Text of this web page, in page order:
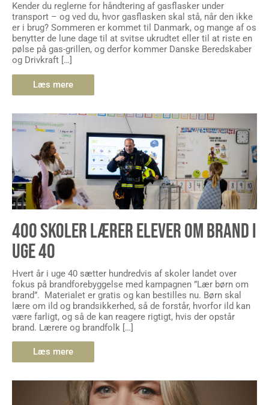
Kender du reglerne for håndtering af gasflasker under
transport – og ved du, hvor gasflasken skal stå, når den ikke
er i brug? Sommeren er kommet til Danmark, og mange af os
benytter de lune dage til at svitse ukrudtet eller til at riste en
pølse på gas-grillen, og derfor kommer Danske Beredskaber
og Drivkraft […]
Læs mere
400 SKOLER LÆRER ELEVER OM BRAND I
UGE 40
Hvert år i uge 40 sætter hundredvis af skoler landet over
fokus på brandforebyggelse med kampagnen ”Lær børn om
brand”. Materialet er gratis og kan bestilles nu. Børn skal
lære om ild og brandsikkerhed, så de forstår, hvorfor ild kan
være farligt, og så de kan reagere rigtigt, hvis der opstår
brand. Lærere og brandfolk […]
Læs mere